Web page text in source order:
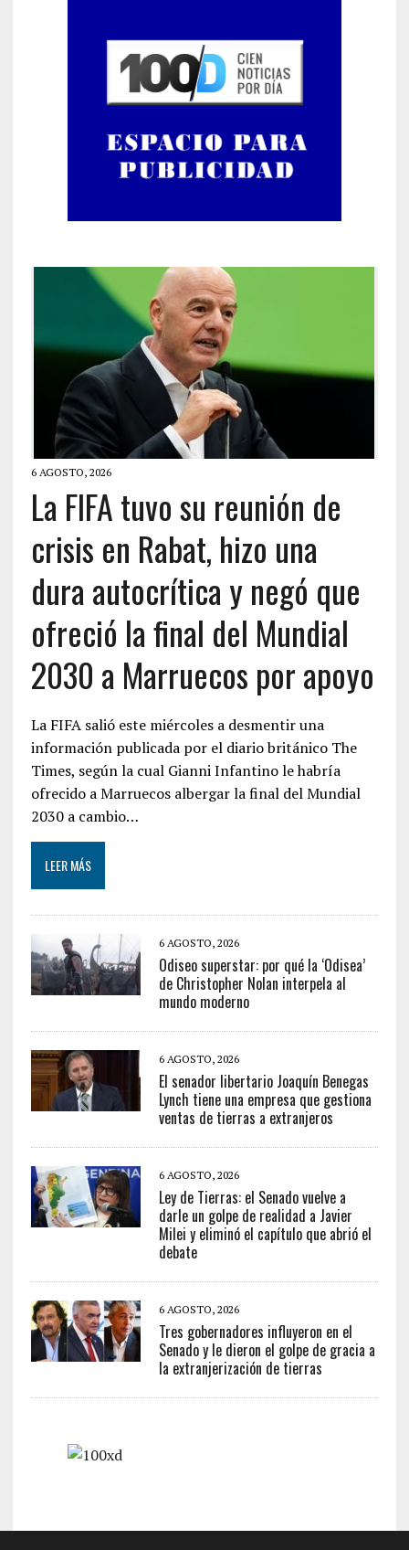
6 AGOSTO, 2026
La FIFA tuvo su reunión de
crisis en Rabat, hizo una
dura autocrítica y negó que
ofreció la final del Mundial
2030 a Marruecos por apoyo
La FIFA salió este miércoles a desmentir una
información publicada por el diario británico The
Times, según la cual Gianni Infantino le habría
ofrecido a Marruecos albergar la final del Mundial
2030 a cambio…
LEER MÁS
6 AGOSTO, 2026
Odiseo superstar: por qué la ‘Odisea’
de Christopher Nolan interpela al
mundo moderno
6 AGOSTO, 2026
El senador libertario Joaquín Benegas
Lynch tiene una empresa que gestiona
ventas de tierras a extranjeros
6 AGOSTO, 2026
Ley de Tierras: el Senado vuelve a
darle un golpe de realidad a Javier
Milei y eliminó el capítulo que abrió el
debate
6 AGOSTO, 2026
Tres gobernadores influyeron en el
Senado y le dieron el golpe de gracia a
la extranjerización de tierras